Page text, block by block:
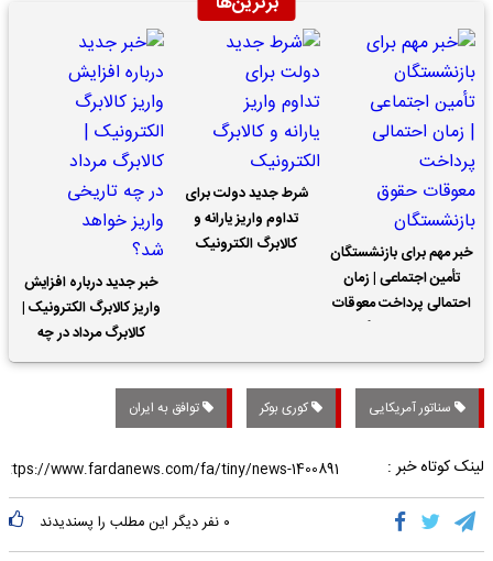
خبر مهم برای بازنشستگان
تأمین اجتماعی | زمان
احتمالی پرداخت معوقات
شرط جدید دولت برای
تداوم واریز یارانه و
کالابرگ الکترونیک
خبر جدید درباره افزایش
واریز کالابرگ الکترونیک |
کالابرگ مرداد در چه
تاریخی واریز خواهد شد؟
سناتور آمریکایی کوری بوکر توافق به ایران
لینک کوتاه خبر :
۰ نفر دیگر این مطلب را پسندیدند